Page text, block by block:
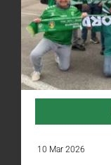
10 Mar 2026